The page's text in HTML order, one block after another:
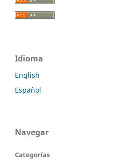
Idioma
English
Español
Navegar
Categorías